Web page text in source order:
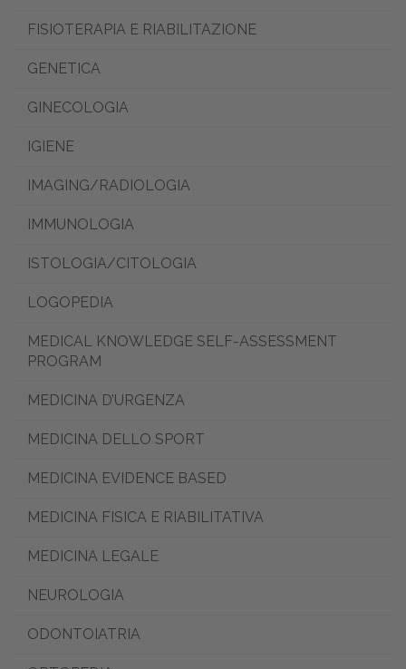
FISIOTERAPIA E RIABILITAZIONE
GENETICA
GINECOLOGIA
IGIENE
IMAGING/RADIOLOGIA
IMMUNOLOGIA
ISTOLOGIA/CITOLOGIA
LOGOPEDIA
MEDICAL KNOWLEDGE SELF-ASSESSMENT
PROGRAM
MEDICINA D’URGENZA
MEDICINA DELLO SPORT
MEDICINA EVIDENCE BASED
MEDICINA FISICA E RIABILITATIVA
MEDICINA LEGALE
NEUROLOGIA
ODONTOIATRIA